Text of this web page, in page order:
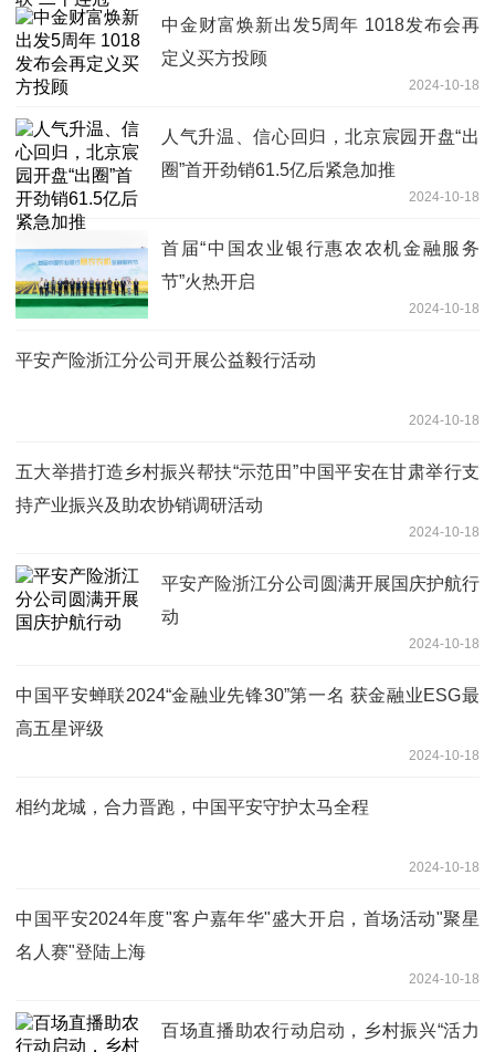
中金财富焕新出发5周年 1018发布会再
定义买方投顾
2024-10-18
人气升温、信心回归，北京宸园开盘“出
圈”首开劲销61.5亿后紧急加推
2024-10-18
首届“中国农业银行惠农农机金融服务
节”火热开启
2024-10-18
平安产险浙江分公司开展公益毅行活动
2024-10-18
五大举措打造乡村振兴帮扶“示范田”中国平安在甘肃举行支
持产业振兴及助农协销调研活动
2024-10-18
平安产险浙江分公司圆满开展国庆护航行
动
2024-10-18
中国平安蝉联2024“金融业先锋30”第一名 获金融业ESG最
高五星评级
2024-10-18
相约龙城，合力晋跑，中国平安守护太马全程
2024-10-18
中国平安2024年度"客户嘉年华"盛大开启，首场活动"聚星
名人赛"登陆上海
2024-10-18
百场直播助农行动启动，乡村振兴“活力